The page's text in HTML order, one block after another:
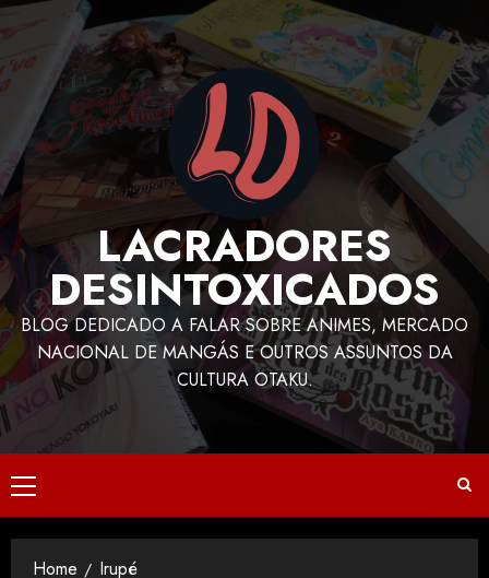
LACRADORES
DESINTOXICADOS
BLOG DEDICADO A FALAR SOBRE ANIMES, MERCADO
NACIONAL DE MANGÁS E OUTROS ASSUNTOS DA
CULTURA OTAKU.
Home Irupé